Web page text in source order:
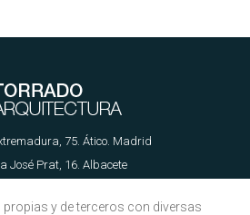
75. Ático. Madrid
José Prat, 16. Albacete
y de terceros con diversas